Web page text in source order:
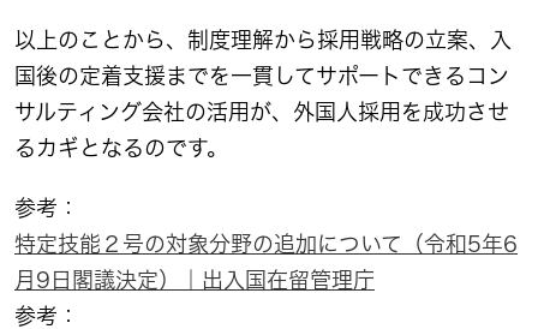
以上のことから、制度理解から採用戦略の立案、入
国後の定着支援までを一貫してサポートできるコン
サルティング会社の活用が、外国人採用を成功させ
るカギとなるのです。
参考：
特定技能２号の対象分野の追加について（令和5年6
月9日閣議決定）｜出入国在留管理庁
参考：